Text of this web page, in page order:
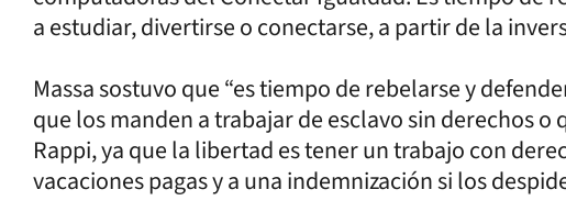
a estudiar, divertirse o conectarse, a partir de la
Massa sostuvo que “es tiempo de rebelarse y
que los manden a trabajar de esclavo sin derechos
Rappi, ya que la libertad es tener un trabajo con
vacaciones pagas y a una indemnización si los